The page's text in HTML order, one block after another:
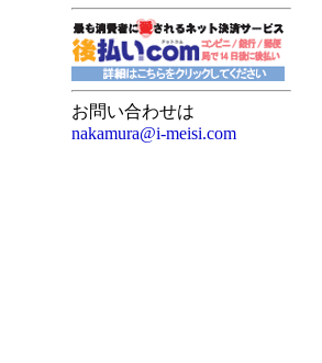
お問い合わせは
nakamura@i-meisi.com